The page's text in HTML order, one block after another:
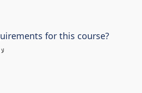
for this course?